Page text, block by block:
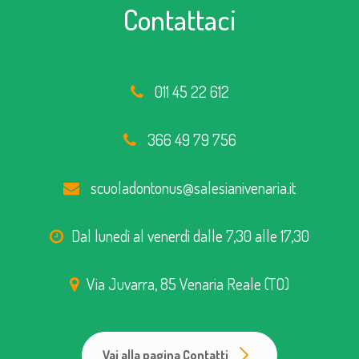
Contattaci
011 45 22 612
366 49 79 756
scuoladontonus@salesianivenaria.it
Dal lunedì al venerdì dalle 7,30 alle 17,30
Via Juvarra, 85 Venaria Reale (TO)
Vai alla pagina Contatti